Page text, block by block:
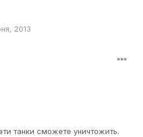
2013
танки сможете уничтожить.